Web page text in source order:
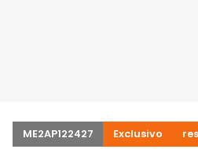
ME2AP122427 Exclusivo